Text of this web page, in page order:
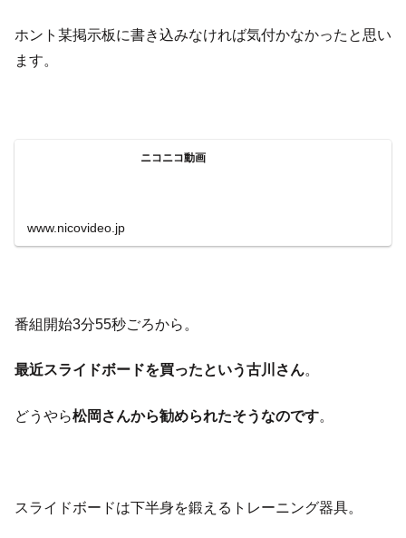
ホント某掲示板に書き込みなければ気付かなかったと思い
ます。
ニコニコ動画
www.nicovideo.jp
番組開始3分55秒ごろから。
最近スライドボードを買ったという古川さん。
どうやら松岡さんから勧められたそうなのです。
スライドボードは下半身を鍛えるトレーニング器具。